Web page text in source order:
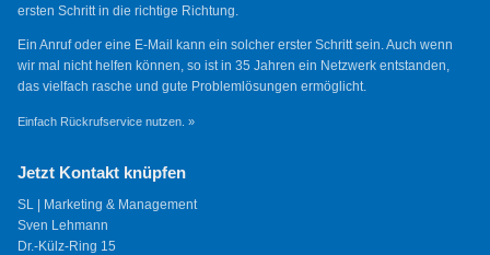
ersten Schritt in die richtige Richtung.
Ein Anruf oder eine E-Mail kann ein solcher erster Schritt sein. Auch wenn
wir mal nicht helfen können, so ist in 35 Jahren ein Netzwerk entstanden,
das vielfach rasche und gute Problemlösungen ermöglicht.
Einfach Rückrufservice nutzen. »
Jetzt Kontakt knüpfen
SL | Marketing & Management
Sven Lehmann
Dr.-Külz-Ring 15